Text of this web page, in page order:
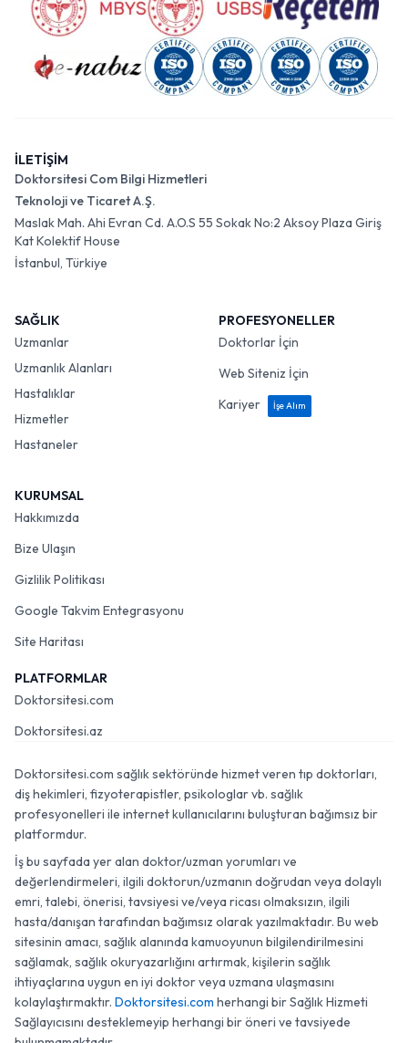
İLETİŞİM
Doktorsitesi Com Bilgi Hizmetleri
Teknoloji ve Ticaret A.Ş.
Maslak Mah. Ahi Evran Cd. A.O.S 55 Sokak No:2 Aksoy Plaza Giriş
Kat Kolektif House
İstanbul, Türkiye
SAĞLIK
Uzmanlar
Uzmanlık Alanları
Hastalıklar
Hizmetler
Hastaneler
PROFESYONELLER
Doktorlar İçin
Web Siteniz İçin
Kariyer
İşe Alım
KURUMSAL
Hakkımızda
Bize Ulaşın
Gizlilik Politikası
Google Takvim Entegrasyonu
Site Haritası
PLATFORMLAR
Doktorsitesi.com
Doktorsitesi.az
Doktorsitesi.com sağlık sektöründe hizmet veren tıp doktorları,
diş hekimleri, fizyoterapistler, psikologlar vb. sağlık
profesyonelleri ile internet kullanıcılarını buluşturan bağımsız bir
platformdur.
İş bu sayfada yer alan doktor/uzman yorumları ve
değerlendirmeleri, ilgili doktorun/uzmanın doğrudan veya dolaylı
emri, talebi, önerisi, tavsiyesi ve/veya ricası olmaksızın, ilgili
hasta/danışan tarafından bağımsız olarak yazılmaktadır. Bu web
sitesinin amacı, sağlık alanında kamuoyunun bilgilendirilmesini
sağlamak, sağlık okuryazarlığını artırmak, kişilerin sağlık
ihtiyaçlarına uygun en iyi doktor veya uzmana ulaşmasını
kolaylaştırmaktır. Doktorsitesi.com herhangi bir Sağlık Hizmeti
Sağlayıcısını desteklemeyip herhangi bir öneri ve tavsiyede